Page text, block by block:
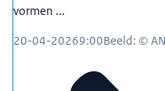
vormen ...
20-04-20269:00Beeld: ©